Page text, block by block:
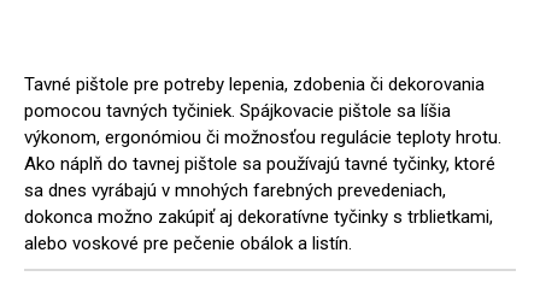
Tavné pištole pre potreby lepenia, zdobenia či dekorovania
pomocou tavných tyčiniek. Spájkovacie pištole sa líšia
výkonom, ergonómiou či možnosťou regulácie teploty hrotu.
Ako náplň do tavnej pištole sa používajú tavné tyčinky, ktoré
sa dnes vyrábajú v mnohých farebných prevedeniach,
dokonca možno zakúpiť aj dekoratívne tyčinky s trblietkami,
alebo voskové pre pečenie obálok a listín.